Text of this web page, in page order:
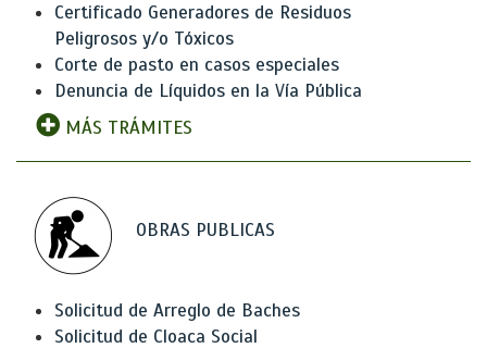
Certificado Generadores de Residuos
Peligrosos y/o Tóxicos
Corte de pasto en casos especiales
Denuncia de Líquidos en la Vía Pública
MÁS TRÁMITES
OBRAS PUBLICAS
Solicitud de Arreglo de Baches
Solicitud de Cloaca Social